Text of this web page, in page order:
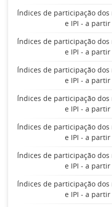
Índices de participação dos
e IPI - a
Índices de participação dos
e IPI - a
Índices de participação dos
e IPI - a
Índices de participação dos
e IPI - a
Índices de participação dos
e IPI - a
Índices de participação dos
e IPI - a
Índices de participação dos
e IPI - a